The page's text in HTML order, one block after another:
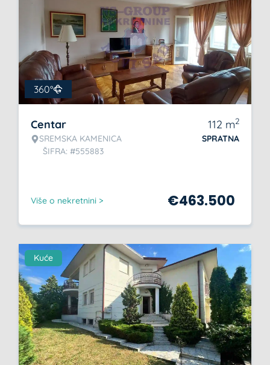
360°
Centar
SREMSKA KAMENICA
ŠIFRA: #555883
112 m2
SPRATNA
Više o nekretnini > €463.500
Kuće